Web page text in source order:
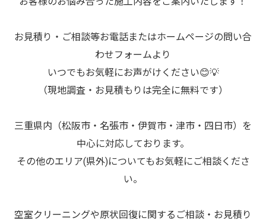
お見積り・ご相談等お電話またはホームページの問い合
わせフォームより
いつでもお気軽にお声がけください😊💡
（現地調査・お見積もりは完全に無料です）
三重県内（松阪市・名張市・伊賀市・津市・四日市）を
中心に対応しております。
その他のエリア(県外)についてもお気軽にご相談くださ
い。
空室クリーニングや原状回復に関するご相談・お見積り